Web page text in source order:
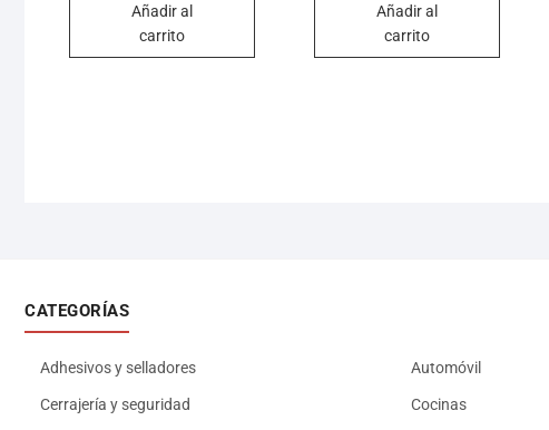
Añadir al
carrito
Añadir al
carrito
CATEGORÍAS
Adhesivos y selladores Automóvil
Cerrajería y seguridad Cocinas